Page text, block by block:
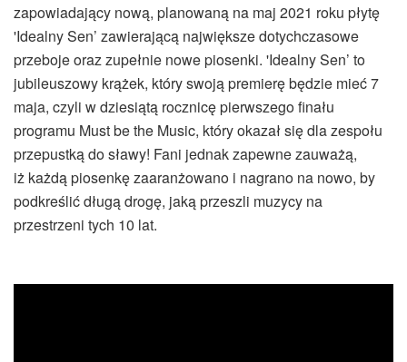
zapowiadający nową, planowaną na maj 2021 roku płytę
'Idealny Sen’ zawierającą największe dotychczasowe
przeboje oraz zupełnie nowe piosenki. 'Idealny Sen’ to
jubileuszowy krążek, który swoją premierę będzie mieć 7
maja, czyli w dziesiątą rocznicę pierwszego finału
programu Must be the Music, który okazał się dla zespołu
przepustką do sławy! Fani jednak zapewne zauważą,
iż każdą piosenkę zaaranżowano i nagrano na nowo, by
podkreślić długą drogę, jaką przeszli muzycy na
przestrzeni tych 10 lat.